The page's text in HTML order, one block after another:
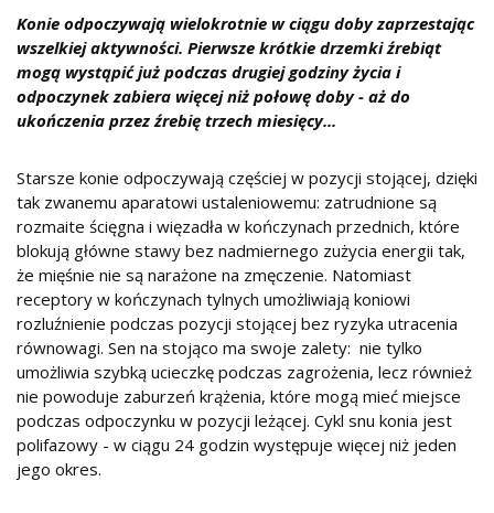
Konie odpoczywają wielokrotnie w ciągu doby zaprzestając
wszelkiej aktywności. Pierwsze krótkie drzemki źrebiąt
mogą wystąpić już podczas drugiej godziny życia i
odpoczynek zabiera więcej niż połowę doby - aż do
ukończenia przez źrebię trzech miesięcy...
Starsze konie odpoczywają częściej w pozycji stojącej, dzięki
tak zwanemu aparatowi ustaleniowemu: zatrudnione są
rozmaite ścięgna i więzadła w kończynach przednich, które
blokują główne stawy bez nadmiernego zużycia energii tak,
że mięśnie nie są narażone na zmęczenie. Natomiast
receptory w kończynach tylnych umożliwiają koniowi
rozluźnienie podczas pozycji stojącej bez ryzyka utracenia
równowagi. Sen na stojąco ma swoje zalety: nie tylko
umożliwia szybką ucieczkę podczas zagrożenia, lecz również
nie powoduje zaburzeń krążenia, które mogą mieć miejsce
podczas odpoczynku w pozycji leżącej. Cykl snu konia jest
polifazowy - w ciągu 24 godzin występuje więcej niż jeden
jego okres.